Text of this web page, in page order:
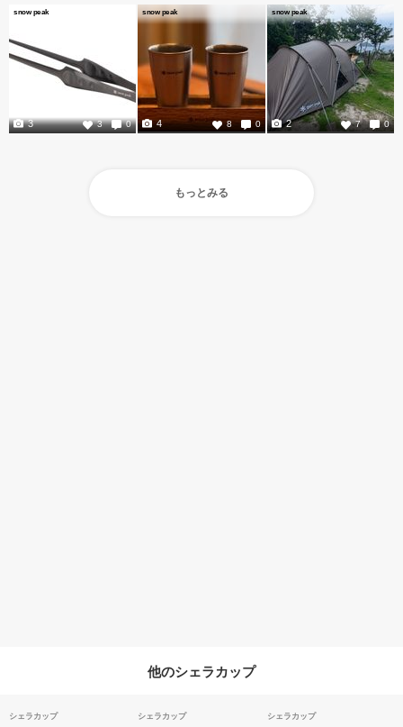
snow peak
3 0
3
snow peak
8 0
4
snow peak
7 0
2
もっとみる
他のシェラカップ
シェラカップ シェラカップ シェラカップ